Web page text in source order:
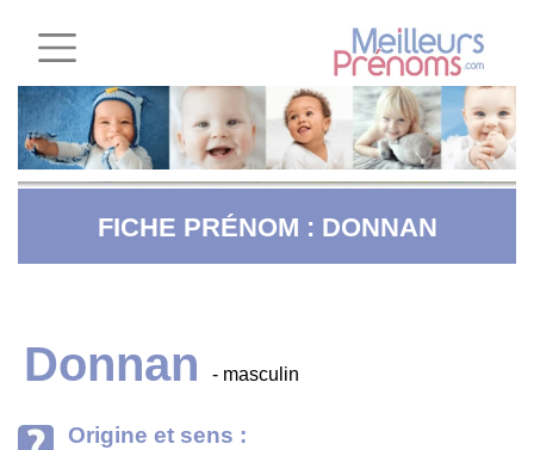
FICHE PRÉNOM : DONNAN
Donnan - masculin
Origine et sens :